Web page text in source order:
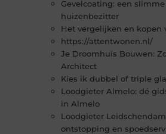
Gevelcoating: een
huizenbezitter
Het vergelijken en kopen
https://attentwonen.nl/
Je Droomhuis Bouwen:
Architect
Kies ik dubbel of triple
Loodgieter Almelo: dé
in Almelo
Loodgieter
ontstopping en